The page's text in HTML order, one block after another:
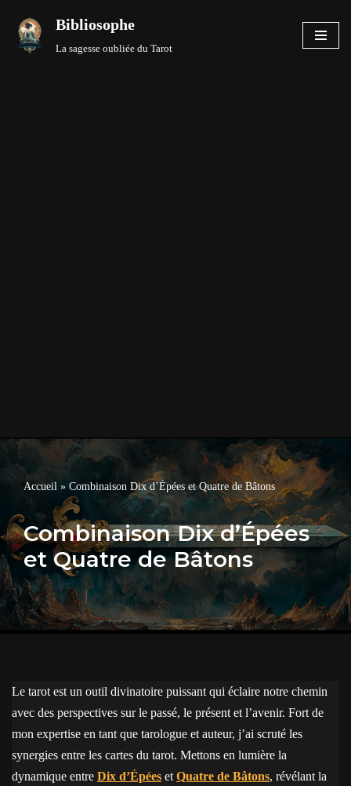
Aller
Bibliosophe
La sagesse oubliée du Tarot
Accueil » Combinaison Dix d’Épées et Quatre de Bâtons
Combinaison Dix d’Épées
et Quatre de Bâtons
Le tarot est un outil divinatoire puissant qui éclaire notre chemin
avec des perspectives sur le passé, le présent et l’avenir. Fort de
mon expertise en tant que tarologue et auteur, j’ai scruté les
synergies entre les cartes du tarot. Mettons en lumière la
dynamique entre Dix d’Épées et Quatre de Bâtons, révélant la